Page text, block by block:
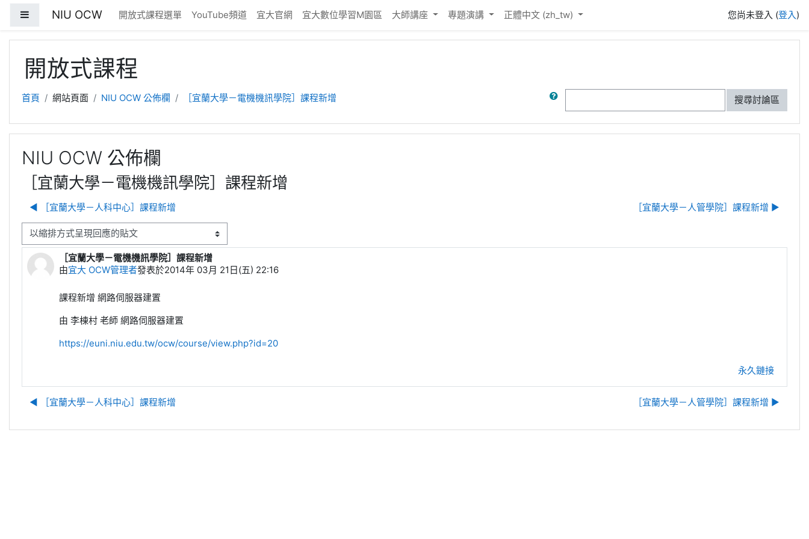
NIU OCW 開放式課程選單 YouTube頻道 宜大官網 宜大數位學習M園區 大師講座 專題演講 正體中文 ‎(zh_tw)‎ 您尚未登入 (登入)
開放式課程
首頁 網站頁面 NIU OCW 公佈欄 ［宜蘭大學－電機機訊學院］課程新增
搜尋討論區
NIU OCW 公佈欄
［宜蘭大學－電機機訊學院］課程新增
◀︎ ［宜蘭大學－人科中心］課程新增 ［宜蘭大學－人管學院］課程新增 ▶︎
顯示模式
［宜蘭大學－電機機訊學院］課程新增
由宜大 OCW管理者發表於2014年 03月 21日(五) 22:16
Number of replies: 0
課程新增 網路伺服器建置
由 李棟村 老師 網路伺服器建置
https://euni.niu.edu.tw/ocw/course/view.php?id=20
永久鏈接
◀︎ ［宜蘭大學－人科中心］課程新增 ［宜蘭大學－人管學院］課程新增 ▶︎